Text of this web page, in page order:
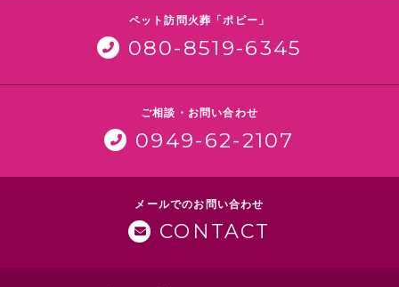
ペット訪問火葬「ポピー」
080-8519-6345
ご相談・お問い合わせ
0949-62-2107
メールでのお問い合わせ
CONTACT